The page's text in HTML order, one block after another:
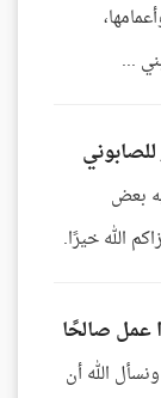
...
بعض
الله خيرًا.
عمل صالحًا
الله أن